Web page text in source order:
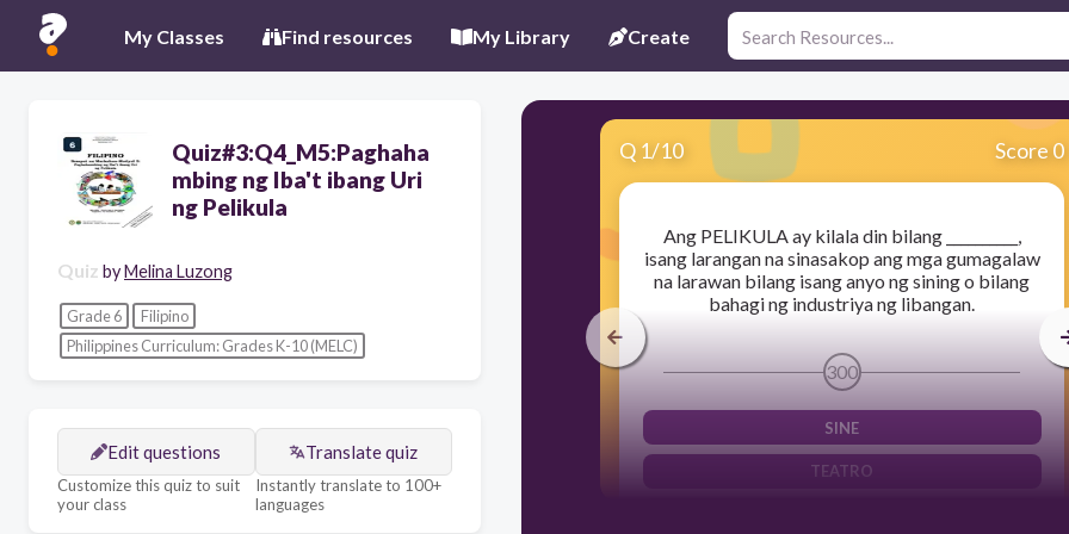
My Classes Find resources My Library Create
Quiz#3:Q4_M5:Paghaha
mbing ng Iba't ibang Uri
ng Pelikula
Quiz byMelina Luzong
Grade 6
Filipino
Philippines Curriculum: Grades K-10 (MELC)
Edit questions
Customize this quiz to suit
your class
Translate quiz
Instantly translate to 100+
languages
Q 1/10 Score 0
Ang PELIKULA ay kilala din bilang __________,
isang larangan na sinasakop ang mga gumagalaw
na larawan bilang isang anyo ng sining o bilang
bahagi ng industriya ng libangan.
300
SINE
TEATRO